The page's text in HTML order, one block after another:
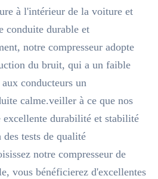
à l'intérieur de la voiture et
conduite durable et
notre compresseur adopte
du bruit, qui a un faible
conducteurs un
calme.veiller à ce que nos
excellente durabilité et stabilité
tests de qualité
notre compresseur de
vous bénéficierez d'excellentes